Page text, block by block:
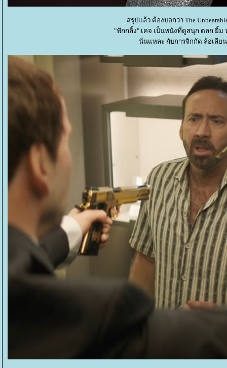
สรุปแล้ว ต้องบอกว่า The
"ฟักกลิ้ง" เคจ เป็นหนังที่ดูสนุก ตลก ยิ้ม
นั่นแหละ กับการจิกกัด ล้อเลีย